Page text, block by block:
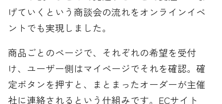
げていくという商談会の流れをオンラインイベ
ントでも実現しました。
商品ごとのページで、それぞれの希望を受付
け、ユーザー側はマイページでそれを確認。確
定ボタンを押すと、まとまったオーダーが主催
社に連絡されるという仕組みです。ECサイト